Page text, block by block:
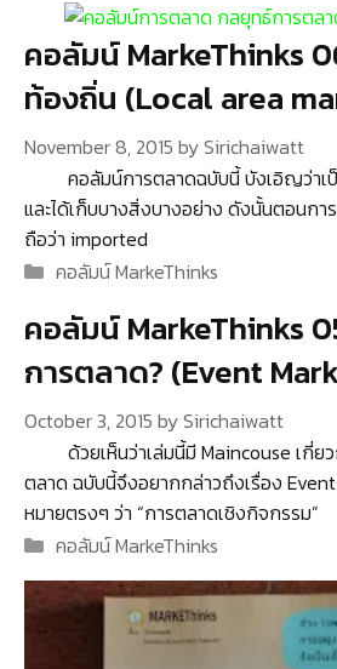
คอลัมน์ MarkeThinks
ท้องถิ่น (Local area
November 8, 2015 bySirichaiwatt
คอลัมน์การตลาดฉบับนี้ บังเอิญว่า
และได้เก็บบางสิ่งบางอย่าง ดังนั้นตอนก
ถือว่า imported
Categories
คอลัมน์ MarkeThinks
คอลัมน์ MarkeThinks
การตลาด? (Event
October 3, 2015 bySirichaiwatt
ด้วยเห็นว่าเล่มนี้มี Maincouse เกี่
ตลาด ฉบับนี้จึงอยากกล่าวถึงเรื่อง
หมายตรงๆ ว่า “การตลาดเชิงกิจกรรม”
Categories
คอลัมน์ MarkeThinks